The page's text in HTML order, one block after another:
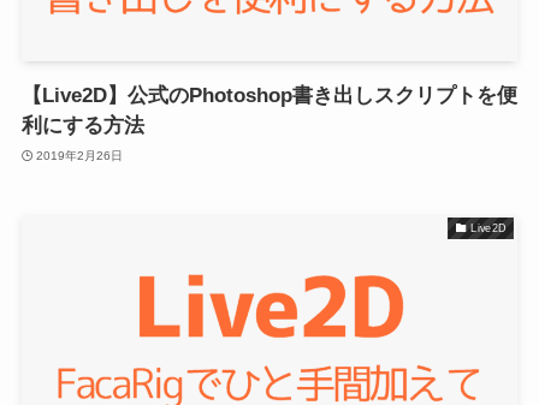
【Live2D】公式のPhotoshop書き出しスクリプトを便
利にする方法
2019年2月26日
Live2D